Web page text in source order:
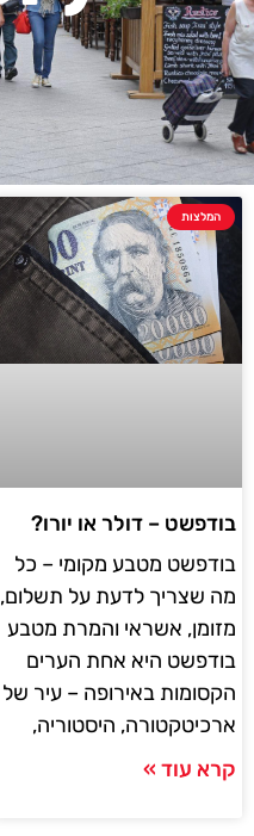
המלצות
בודפשט – דולר או יורו?
בודפשט מטבע מקומי – כל
מה שצריך לדעת על תשלום,
מזומן, אשראי והמרת מטבע
בודפשט היא אחת הערים
הקסומות באירופה – עיר של
ארכיטקטורה, היסטוריה,
קרא עוד »